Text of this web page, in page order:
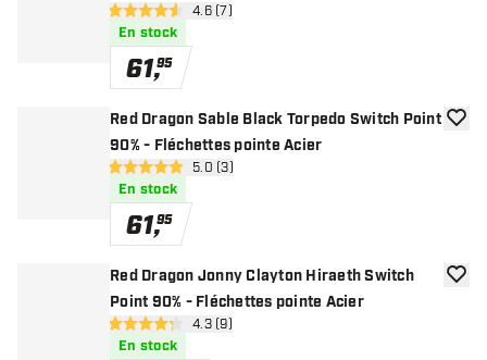
ouvrir le panneau des avis
4.6 étoiles de notation
4.6 (7)
En stock
61,95
Red Dragon Sable Black Torpedo Switch Point
90% - Fléchettes pointe Acier
ouvrir le panneau des avis
5 étoiles de notation
5.0 (3)
En stock
61,95
Red Dragon Jonny Clayton Hiraeth Switch
Point 90% - Fléchettes pointe Acier
ouvrir le panneau des avis
4.3 étoiles de notation
4.3 (9)
En stock